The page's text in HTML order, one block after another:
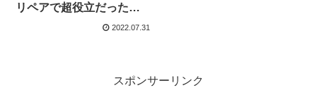
リペアで超役立だったも
の4選（メルカリ活用術）
2022.07.31
スポンサーリンク